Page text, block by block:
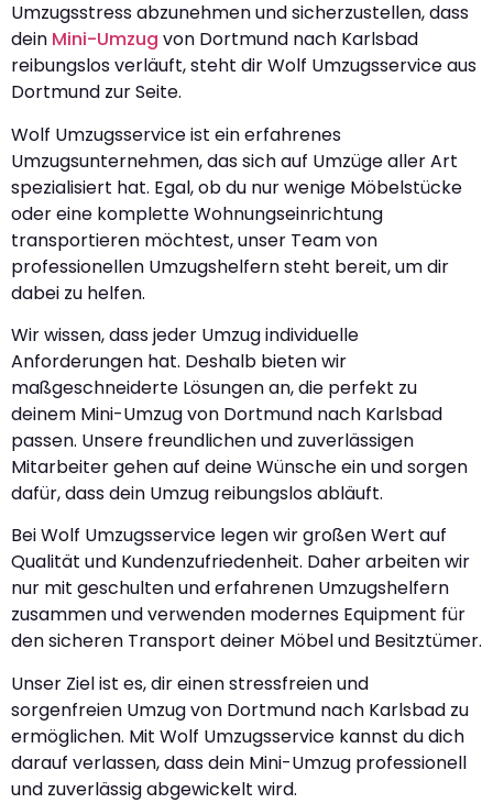
Umzugsstress abzunehmen und sicherzustellen, dass
dein Mini-Umzug von Dortmund nach Karlsbad
reibungslos verläuft, steht dir Wolf Umzugsservice aus
Dortmund zur Seite.
Wolf Umzugsservice ist ein erfahrenes
Umzugsunternehmen, das sich auf Umzüge aller Art
spezialisiert hat. Egal, ob du nur wenige Möbelstücke
oder eine komplette Wohnungseinrichtung
transportieren möchtest, unser Team von
professionellen Umzugshelfern steht bereit, um dir
dabei zu helfen.
Wir wissen, dass jeder Umzug individuelle
Anforderungen hat. Deshalb bieten wir
maßgeschneiderte Lösungen an, die perfekt zu
deinem Mini-Umzug von Dortmund nach Karlsbad
passen. Unsere freundlichen und zuverlässigen
Mitarbeiter gehen auf deine Wünsche ein und sorgen
dafür, dass dein Umzug reibungslos abläuft.
Bei Wolf Umzugsservice legen wir großen Wert auf
Qualität und Kundenzufriedenheit. Daher arbeiten wir
nur mit geschulten und erfahrenen Umzugshelfern
zusammen und verwenden modernes Equipment für
den sicheren Transport deiner Möbel und Besitztümer.
Unser Ziel ist es, dir einen stressfreien und
sorgenfreien Umzug von Dortmund nach Karlsbad zu
ermöglichen. Mit Wolf Umzugsservice kannst du dich
darauf verlassen, dass dein Mini-Umzug professionell
und zuverlässig abgewickelt wird.